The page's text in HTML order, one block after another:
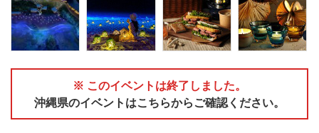
※ このイベントは終了しました。
沖縄県のイベントはこちらからご確認ください。